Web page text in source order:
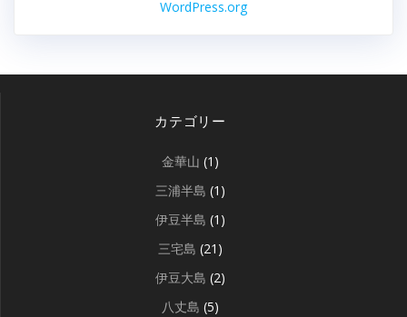
WordPress.org
カテゴリー
金華山 (1)
三浦半島 (1)
伊豆半島 (1)
三宅島 (21)
伊豆大島 (2)
八丈島 (5)